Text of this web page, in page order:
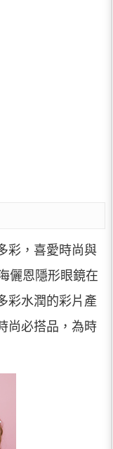
彩，喜愛時尚與
儷恩隱形眼鏡在
彩水潤的彩片產
尚必搭品，為時